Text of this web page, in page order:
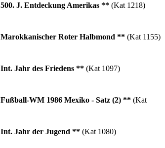
500. J. Entdeckung Amerikas ** (Kat 1218)
Marokkanischer Roter Halbmond ** (Kat 1155)
Int. Jahr des Friedens ** (Kat 1097)
Fußball-WM 1986 Mexiko - Satz (2) ** (Kat
Int. Jahr der Jugend ** (Kat 1080)